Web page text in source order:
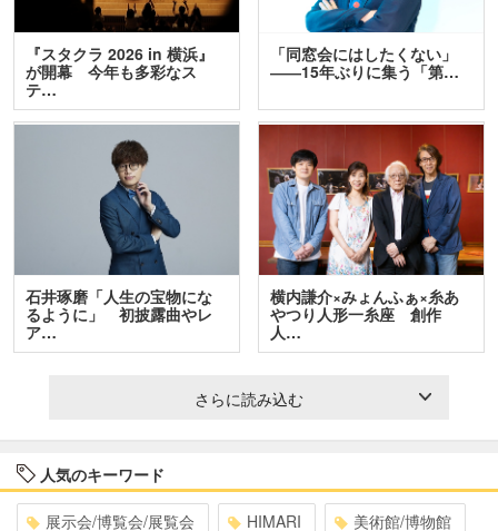
『スタクラ 2026 in 横浜』
が開幕 今年も多彩なス
テ…
「同窓会にはしたくない」
――15年ぶりに集う「第…
石井琢磨「人生の宝物にな
るように」 初披露曲やレ
ア…
横内謙介×みょんふぁ×糸あ
やつり人形一糸座 創作
人…
さらに読み込む
人気のキーワード
展示会/博覧会/展覧会 HIMARI 美術館/博物館